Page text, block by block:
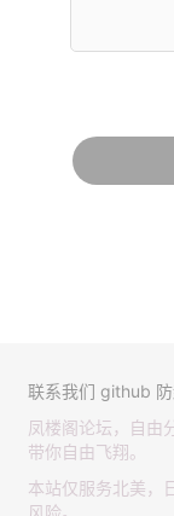
联系我们 github
凤楼阁论坛，自由
带你自由飞翔。
本站仅服务北美，
风险。